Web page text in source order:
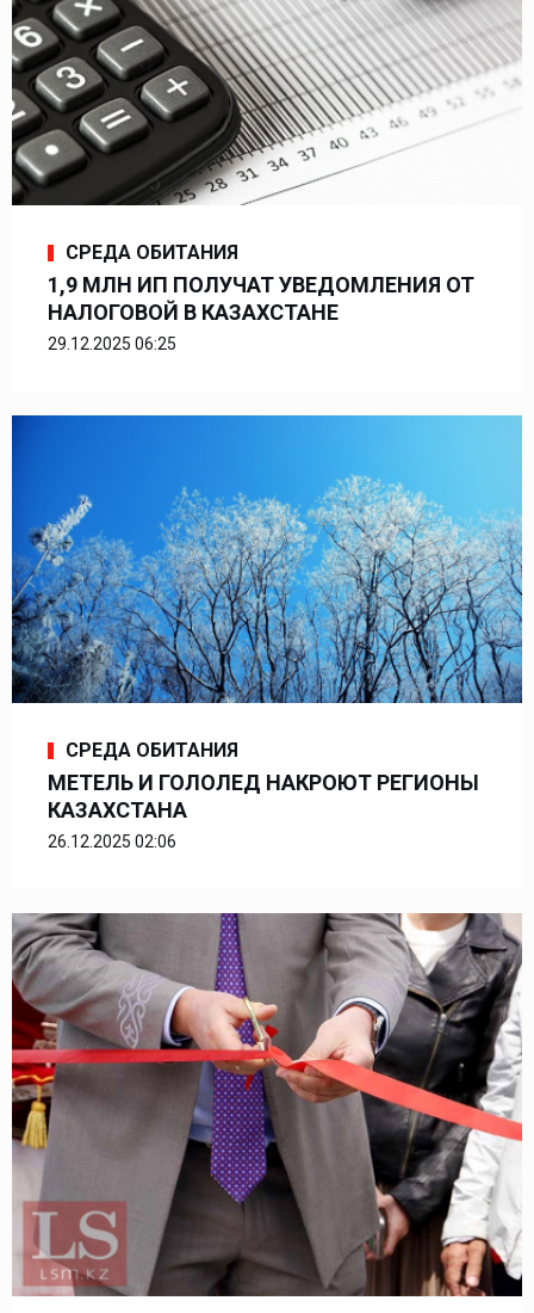
СРЕДА ОБИТАНИЯ
1,9 МЛН ИП ПОЛУЧАТ УВЕДОМЛЕНИЯ ОТ
НАЛОГОВОЙ В КАЗАХСТАНЕ
29.12.2025 06:25
СРЕДА ОБИТАНИЯ
МЕТЕЛЬ И ГОЛОЛЕД НАКРОЮТ РЕГИОНЫ
КАЗАХСТАНА
26.12.2025 02:06